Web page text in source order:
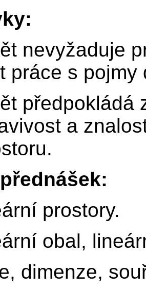
nevyžaduje
práce s
předpokládá
a
prostory.
obal,
dimenze,